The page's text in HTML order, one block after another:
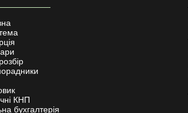
КНП
бухгалтерія